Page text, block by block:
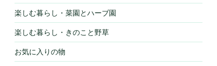
楽しむ暮らし・菜園とハーブ園
楽しむ暮らし・きのこと野草
お気に入りの物